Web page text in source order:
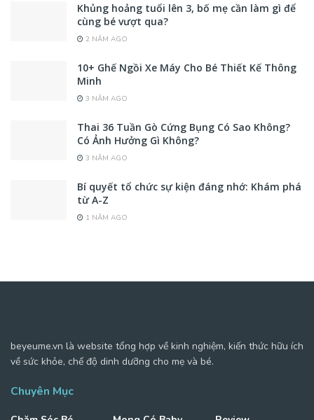
Khủng hoảng tuổi lên 3, bố mẹ cần làm gì để
cùng bé vượt qua?
2 NĂM AGO
10+ Ghế Ngồi Xe Máy Cho Bé Thiết Kế Thông
Minh
3 NĂM AGO
Thai 36 Tuần Gò Cứng Bụng Có Sao Không?
Có Ảnh Hưởng Gì Không?
3 NĂM AGO
Bí quyết tổ chức sự kiện đáng nhớ: Khám phá
từ A-Z
1 NĂM AGO
beyeume.vn là website tổng hợp về kinh nghiệm, kiến thức hữu ích
về sức khỏe, chế độ dinh dưỡng cho mẹ và bé.
Chuyên Mục